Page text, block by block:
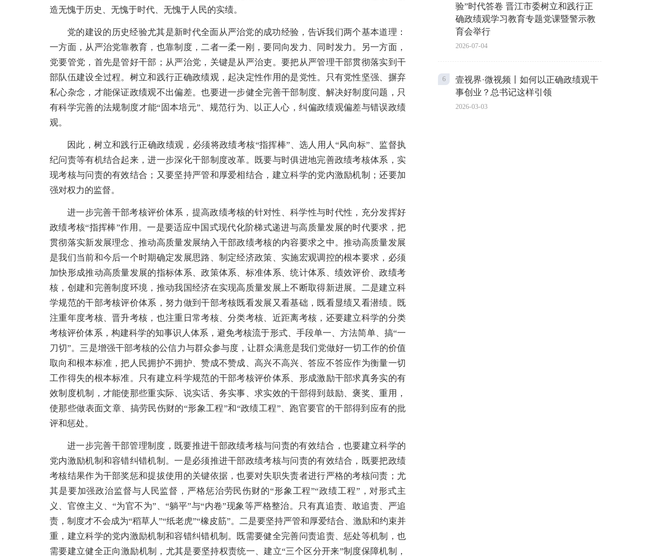
造无愧于历史、无愧于时代、无愧于人民的实绩。
党的建设的历史经验尤其是新时代全面从严治党的成功经验，告诉我们两个基本道理：
一方面，从严治党靠教育，也靠制度，二者一柔一刚，要同向发力、同时发力。另一方面，
党要管党，首先是管好干部；从严治党，关键是从严治吏。要把从严管理干部贯彻落实到干
部队伍建设全过程。树立和践行正确政绩观，起决定性作用的是党性。只有党性坚强、摒弃
私心杂念，才能保证政绩观不出偏差。也要进一步健全完善干部制度、解决好制度问题，只
有科学完善的法规制度才能“固本培元”、规范行为、以正人心，纠偏政绩观偏差与错误政绩
观。
因此，树立和践行正确政绩观，必须将政绩考核“指挥棒”、选人用人“风向标”、监督执
纪问责等有机结合起来，进一步深化干部制度改革。既要与时俱进地完善政绩考核体系，实
现考核与问责的有效结合；又要坚持严管和厚爱相结合，建立科学的党内激励机制；还要加
强对权力的监督。
进一步完善干部考核评价体系，提高政绩考核的针对性、科学性与时代性，充分发挥好
政绩考核“指挥棒”作用。一是要适应中国式现代化阶梯式递进与高质量发展的时代要求，把
贯彻落实新发展理念、推动高质量发展纳入干部政绩考核的内容要求之中。推动高质量发展
是我们当前和今后一个时期确定发展思路、制定经济政策、实施宏观调控的根本要求，必须
加快形成推动高质量发展的指标体系、政策体系、标准体系、统计体系、绩效评价、政绩考
核，创建和完善制度环境，推动我国经济在实现高质量发展上不断取得新进展。二是建立科
学规范的干部考核评价体系，努力做到干部考核既看发展又看基础，既看显绩又看潜绩。既
注重年度考核、晋升考核，也注重日常考核、分类考核、近距离考核，还要建立科学的分类
考核评价体系，构建科学的知事识人体系，避免考核流于形式、手段单一、方法简单、搞“一
刀切”。三是增强干部考核的公信力与群众参与度，让群众满意是我们党做好一切工作的价值
取向和根本标准，把人民拥护不拥护、赞成不赞成、高兴不高兴、答应不答应作为衡量一切
工作得失的根本标准。只有建立科学规范的干部考核评价体系、形成激励干部求真务实的有
效制度机制，才能使那些重实际、说实话、务实事、求实效的干部得到鼓励、褒奖、重用，
使那些做表面文章、搞劳民伤财的“形象工程”和“政绩工程”、跑官要官的干部得到应有的批
评和惩处。
进一步完善干部管理制度，既要推进干部政绩考核与问责的有效结合，也要建立科学的
党内激励机制和容错纠错机制。一是必须推进干部政绩考核与问责的有效结合，既要把政绩
考核结果作为干部奖惩和提拔使用的关键依据，也要对失职失责者进行严格的考核问责；尤
其是要加强政治监督与人民监督，严格惩治劳民伤财的“形象工程”“政绩工程”，对形式主
义、官僚主义、“为官不为”、“躺平”与“内卷”现象等严格整治。只有真追责、敢追责、严追
责，制度才不会成为“稻草人”“纸老虎”“橡皮筋”。二是要坚持严管和厚爱结合、激励和约束并
重，建立科学的党内激励机制和容错纠错机制。既需要健全完善问责追责、惩处等机制，也
需要建立健全正向激励机制，尤其是要坚持权责统一、建立“三个区分开来”制度保障机制，
验”时代答卷 晋江市委树立和践行正
确政绩观学习教育专题党课暨警示教
育会举行
2026-07-04
6
壹视界·微视频丨如何以正确政绩观干
事创业？总书记这样引领
2026-03-03